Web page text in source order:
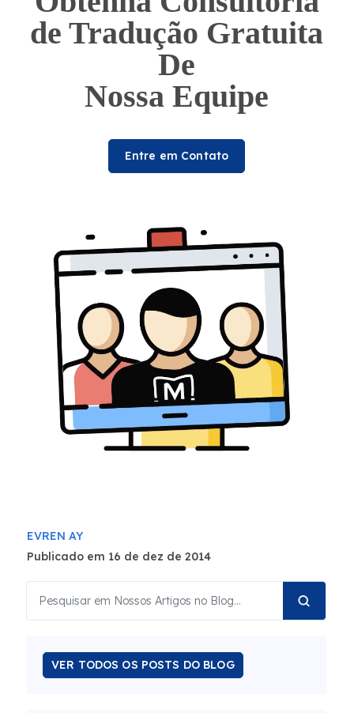
de Tradução Gratuita
De
Nossa Equipe
Entre em Contato
EVREN AY
Publicado em 16 de dez de 2014
VER TODOS OS POSTS DO BLOG